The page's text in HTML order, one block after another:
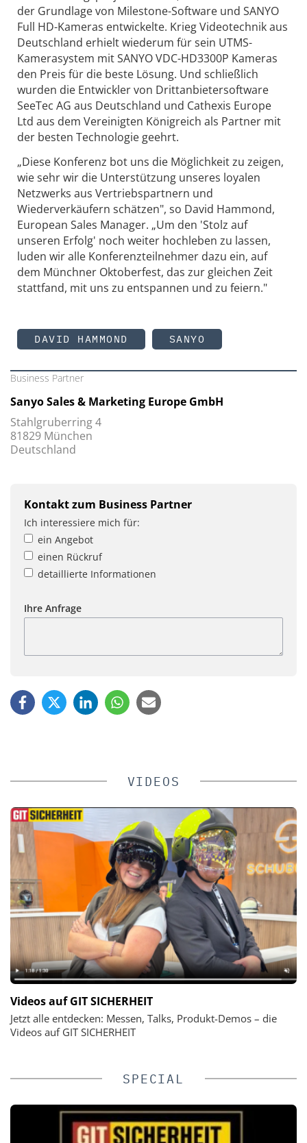
der Grundlage von Milestone-Software und SANYO
Full HD-Kameras entwickelte. Krieg Videotechnik aus
Deutschland erhielt wiederum für sein UTMS-
Kamerasystem mit SANYO VDC-HD3300P Kameras
den Preis für die beste Lösung. Und schließlich
wurden die Entwickler von Drittanbietersoftware
SeeTec AG aus Deutschland und Cathexis Europe
Ltd aus dem Vereinigten Königreich als Partner mit
der besten Technologie geehrt.
„Diese Konferenz bot uns die Möglichkeit zu zeigen,
wie sehr wir die Unterstützung unseres loyalen
Netzwerks aus Vertriebspartnern und
Wiederverkäufern schätzen", so David Hammond,
European Sales Manager. „Um den 'Stolz auf
unseren Erfolg' noch weiter hochleben zu lassen,
luden wir alle Konferenzteilnehmer dazu ein, auf
dem Münchner Oktoberfest, das zur gleichen Zeit
stattfand, mit uns zu entspannen und zu feiern."
DAVID HAMMOND SANYO
Business Partner
Sanyo Sales & Marketing Europe GmbH
Stahlgruberring 4
81829 München
Deutschland
Kontakt zum Business Partner
Ich interessiere mich für:
ein Angebot
einen Rückruf
detaillierte Informationen
Ihre Anfrage
VIDEOS
Videos auf GIT SICHERHEIT
Jetzt alle entdecken: Messen, Talks, Produkt-Demos – die
Videos auf GIT SICHERHEIT
SPECIAL